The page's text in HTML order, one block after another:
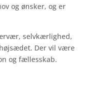
og ønsker, og er
selvkærlighed,
Der vil være
og fællesskab.